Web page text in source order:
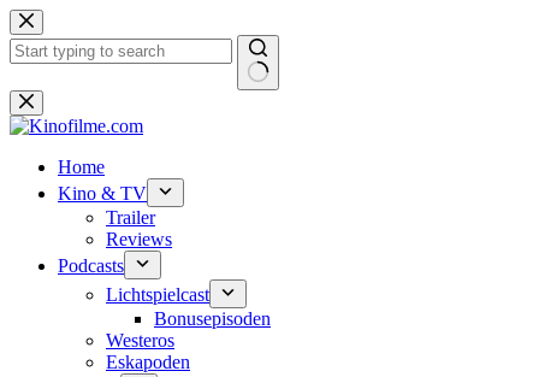
Zum
Inhalt
springen
Keine
Ergebnisse
Home
Kino & TV
Trailer
Reviews
Podcasts
Lichtspielcast
Bonusepisoden
Westeros
Eskapoden